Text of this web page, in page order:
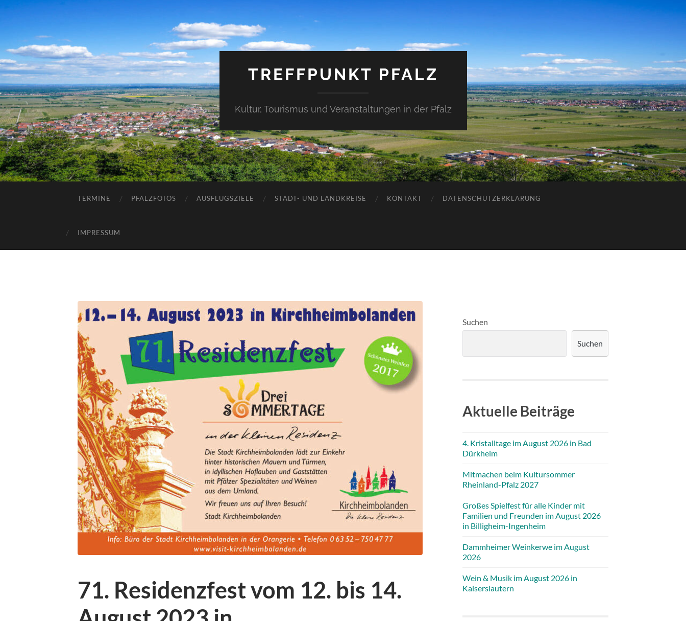
TREFFPUNKT PFALZ
Kultur, Tourismus und Veranstaltungen in der Pfalz
TERMINE PFALZFOTOS AUSFLUGSZIELE STADT- UND LANDKREISE KONTAKT DATENSCHUTZERKLÄRUNG
IMPRESSUM
71. Residenzfest vom 12. bis 14.
Suchen
Suchen
Aktuelle Beiträge
4. Kristalltage im August 2026 in Bad
Dürkheim
Mitmachen beim Kultursommer
Rheinland-Pfalz 2027
Großes Spielfest für alle Kinder mit
Familien und Freunden im August 2026
in Billigheim-Ingenheim
Dammheimer Weinkerwe im August
2026
Wein & Musik im August 2026 in
Kaiserslautern